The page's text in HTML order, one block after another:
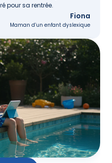
pour sa rentrée.
Fiona
Maman d’un enfant dyslexique